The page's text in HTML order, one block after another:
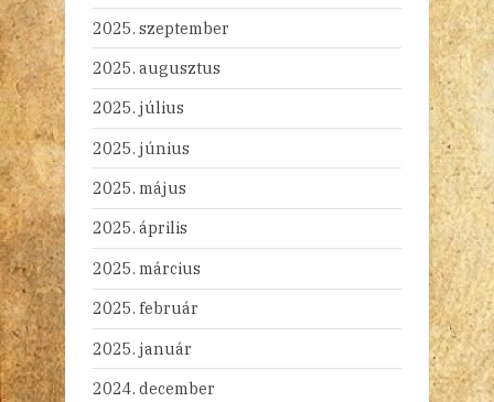
2025. szeptember
2025. augusztus
2025. július
2025. június
2025. május
2025. április
2025. március
2025. február
2025. január
2024. december